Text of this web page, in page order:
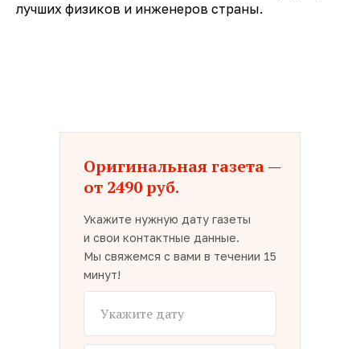
лучших физиков и инженеров страны.
Оригинальная газета —
от 2490 руб.
Укажите нужную дату газеты
и свои контактные данные.
Мы свяжемся с вами в течении 15
минут!